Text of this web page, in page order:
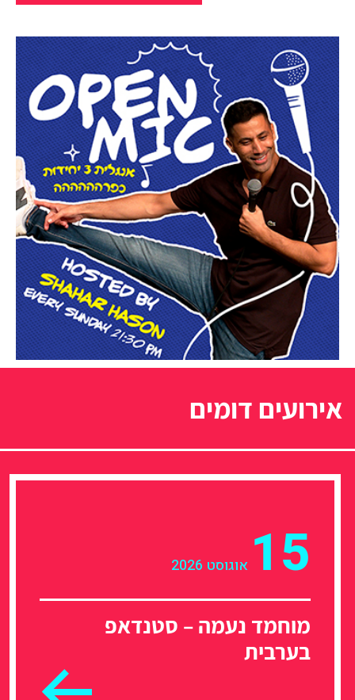
אירועים דומים
15 אוגוסט 2026
מוחמד נעמה – סטנדאפ
בערבית